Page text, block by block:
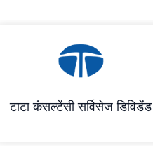
टाटा कंसल्टेंसी सर्विसेज डिविडेंड